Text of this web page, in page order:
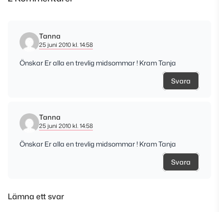
Tanna
25 juni 2010 kl. 14:58
Önskar Er alla en trevlig midsommar ! Kram Tanja
Svara
Tanna
25 juni 2010 kl. 14:58
Önskar Er alla en trevlig midsommar ! Kram Tanja
Svara
Lämna ett svar